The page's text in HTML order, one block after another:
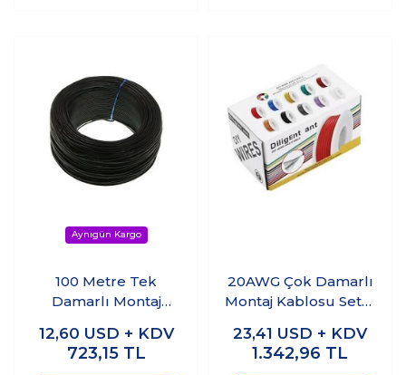
100 Metre Tek
Damarlı Montaj
12,60 USD + KDV
723,15 TL
20AWG Çok Damarlı
Montaj Kablosu Seti -
23,41 USD + KDV
1.342,96 TL